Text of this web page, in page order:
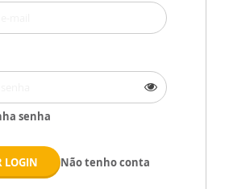
senha
LOGIN Não tenho conta